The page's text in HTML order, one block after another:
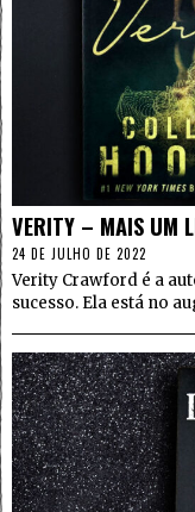
VERITY – MAIS UM
24 DE JULHO DE 2022
Verity Crawford é a
sucesso. Ela está no